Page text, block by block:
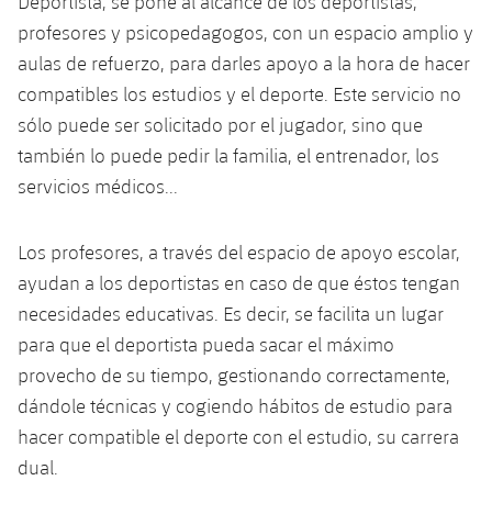
plusicon
más
Instalaciones
Spotify Camp Nou
Palau Blaugrana
Estadi Johan Cruyff
Barça Cafe
Ciutat Esportiva
plusicon
más
Servicios
SUB13
SUB12
SUB11 A
SUB10 A
SUB10 B
SUB9 A
SUB9 B
SUB13 B
SUB12 C
SUB11 C
Entradas
Gameday Shows
Resultados
Jugadores
Fotos
Historia
Palmarés
Base
Barça Atlètic
Junior
Cadete A
Infantil A
Infantil B
Mini
Campus Verano
PLUSICON
MÁS
Primer Equipo
plusicon
más
Actualidad
Entradas
Resultados
Clasificaciones
Barça Atlètic
plusicon
más
Actualidad
Calendario
Resultados
Clasificaciones
Base
plusicon
más
Actualidad
Juvenil
Cadete A
PLUSICON
MÁS
Primer equipo
plusicon
más
Actualidad
Barça Atlètic
plusicon
más
profesores y psicopedagogos, con un espacio amplio y
aulas de refuerzo, para darles apoyo a la hora de hacer
compatibles los estudios y el deporte. Este servicio no
sólo puede ser solicitado por el jugador, sino que
también lo puede pedir la familia, el entrenador, los
servicios médicos...
Los profesores, a través del espacio de apoyo escolar,
ayudan a los deportistas en caso de que éstos tengan
necesidades educativas. Es decir, se facilita un lugar
para que el deportista pueda sacar el máximo
provecho de su tiempo, gestionando correctamente,
dándole técnicas y cogiendo hábitos de estudio para
hacer compatible el deporte con el estudio, su carrera
dual.